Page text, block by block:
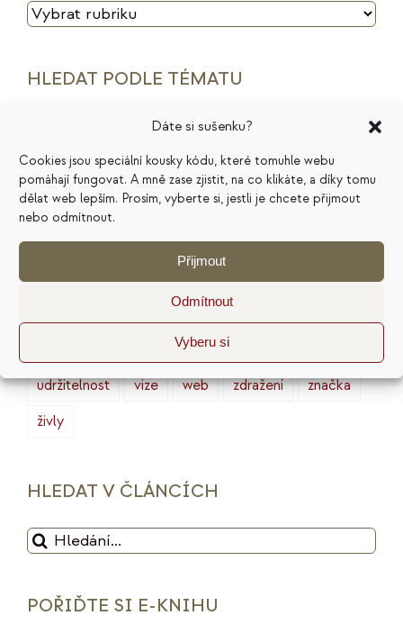
Dáte si sušenku?
Cookies jsou speciální kousky kódu, které tomuhle webu
pomáhají fungovat. A mně zase zjistit, na co klikáte, a díky tomu
dělat web lepším. Prosím, vyberte si, jestli je chcete přijmout
nebo odmítnout.
Přijmout
Odmítnout
Vyberu si
CO
HLEDAT PODLE TÉMATU
cenotvorba
finance
HSP ideální zákazník
introjekty
intuice
konkurence legacy
magie
marketing
masterminding
mindset
strategie
udržitelnost
vize web zdražení
značka
živly
HLEDAT V ČLÁNCÍCH
Hledat:
POŘIĎTE SI E-KNIHU